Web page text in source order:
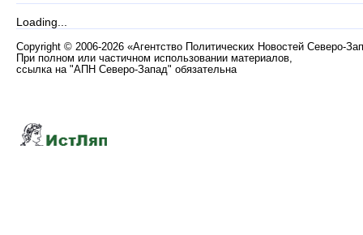
Loading...
Copyright © 2006-2026 «Агентство Политических Новостей Северо-
При полном или частичном использовании материалов,
ссылка на "АПН Северо-Запад" обязательна